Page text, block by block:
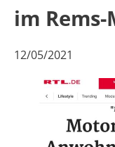
im
12/05/2021